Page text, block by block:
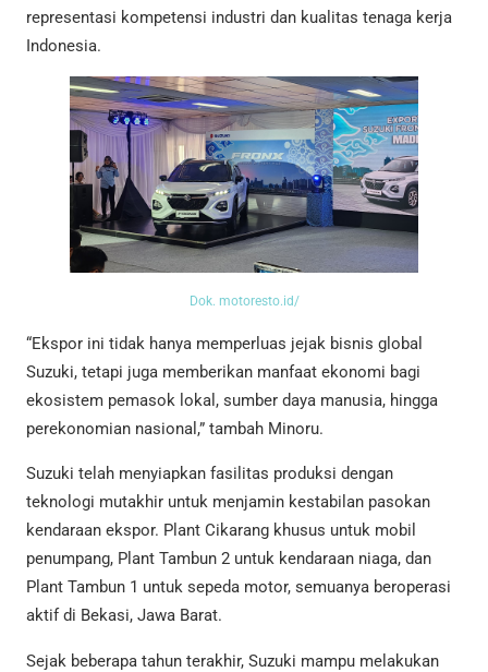
representasi kompetensi industri dan kualitas tenaga kerja
Indonesia.
Dok. motoresto.id/
“Ekspor ini tidak hanya memperluas jejak bisnis global
Suzuki, tetapi juga memberikan manfaat ekonomi bagi
ekosistem pemasok lokal, sumber daya manusia, hingga
perekonomian nasional,” tambah Minoru.
Suzuki telah menyiapkan fasilitas produksi dengan
teknologi mutakhir untuk menjamin kestabilan pasokan
kendaraan ekspor. Plant Cikarang khusus untuk mobil
penumpang, Plant Tambun 2 untuk kendaraan niaga, dan
Plant Tambun 1 untuk sepeda motor, semuanya beroperasi
aktif di Bekasi, Jawa Barat.
Sejak beberapa tahun terakhir, Suzuki mampu melakukan